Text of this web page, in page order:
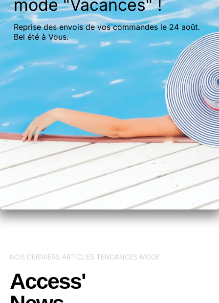
NOS DERNIERS ARTICLES TENDANCES MODE
Access'
Reprise des envois de vos commandes le 24 août.
Bel été à Vous.